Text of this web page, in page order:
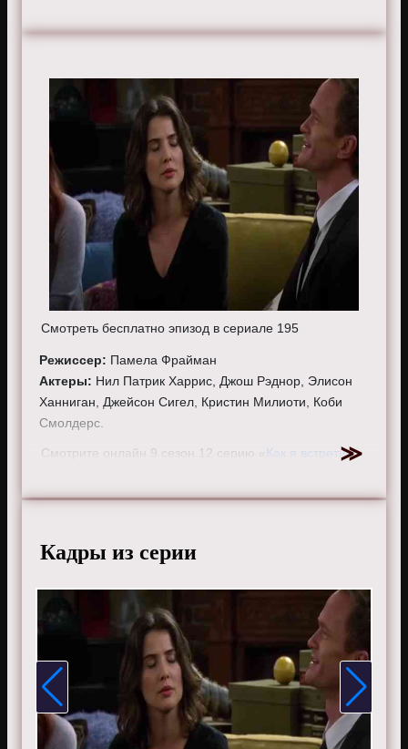
Смотреть бесплатно эпизод в сериале 195
Режиссер: Памела Фрайман
Актеры: Нил Патрик Харрис, Джош Рэднор, Элисон
Ханниган, Джейсон Сигел, Кристин Милиоти, Коби
Смолдерс.
Смотрите онлайн 9 сезон 12 серию « Как я встретил
телефоне, планшете, пк или телевизоре на сайте
Кадры из серии